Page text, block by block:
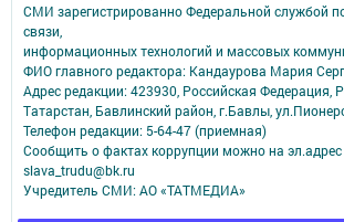
СМИ зарегистрированно Федеральной службой
связи,
информационных технологий и массовых
ФИО главного редактора: Кандаурова Мария
Адрес редакции: 423930, Российская Федерация,
Татарстан, Бавлинский район, г.Бавлы,
Телефон редакции: 5-64-47 (приемная)
Сообщить о фактах коррупции можно на эл.адрес
slava_trudu@bk.ru
Учредитель СМИ: АО «ТАТМЕДИА»